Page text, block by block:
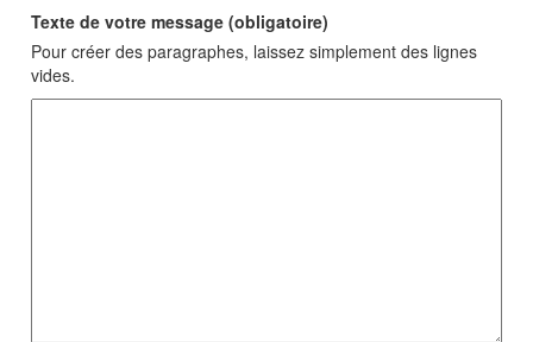
Texte de votre message (obligatoire)
Pour créer des paragraphes, laissez simplement des lignes
vides.